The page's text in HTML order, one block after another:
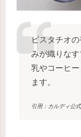
ピスタチオ
みが織りな
乳やコーヒ
ます。
引用：カルディ公